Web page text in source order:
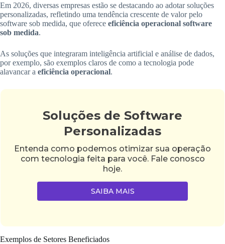
Em 2026, diversas empresas estão se destacando ao adotar soluções
personalizadas, refletindo uma tendência crescente de valor pelo
software sob medida, que oferece eficiência operacional software
sob medida.
As soluções que integraram inteligência artificial e análise de dados,
por exemplo, são exemplos claros de como a tecnologia pode
alavancar a eficiência operacional.
Soluções de Software
Personalizadas
Entenda como podemos otimizar sua operação
com tecnologia feita para você. Fale conosco
hoje.
SAIBA MAIS
Exemplos de Setores Beneficiados